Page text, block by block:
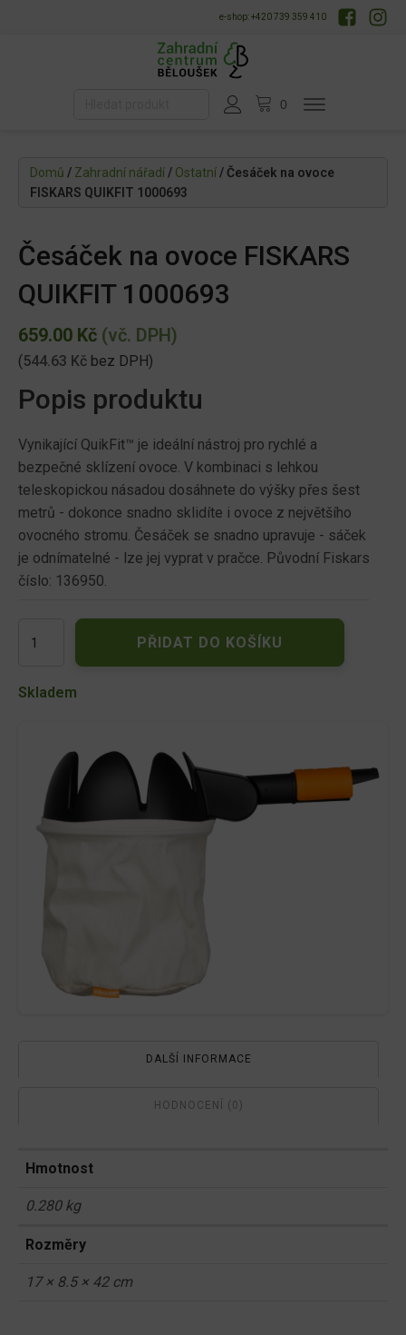
e-shop: +420 739 359 410
Domů / Zahradní nářadí/ Ostatní/ Česáček na ovoce
FISKARS QUIKFIT 1000693
Česáček na ovoce FISKARS
QUIKFIT 1000693
659.00 Kč (vč. DPH)
(544.63 Kč bez DPH)
Popis produktu
Vynikající QuikFit™ je ideální nástroj pro rychlé a
bezpečné sklízení ovoce. V kombinaci s lehkou
teleskopickou násadou dosáhnete do výšky přes šest
metrů - dokonce snadno sklidíte i ovoce z největšího
ovocného stromu. Česáček se snadno upravuje - sáček
je odnímatelné - lze jej vyprat v pračce. Původní Fiskars
číslo: 136950.
FISKARS
PŘIDAT DO KOŠÍKU
Skladem
DALŠÍ INFORMACE
HODNOCENÍ (0)
Hmotnost
0.280 kg
Rozměry
17 × 8.5 × 42 cm